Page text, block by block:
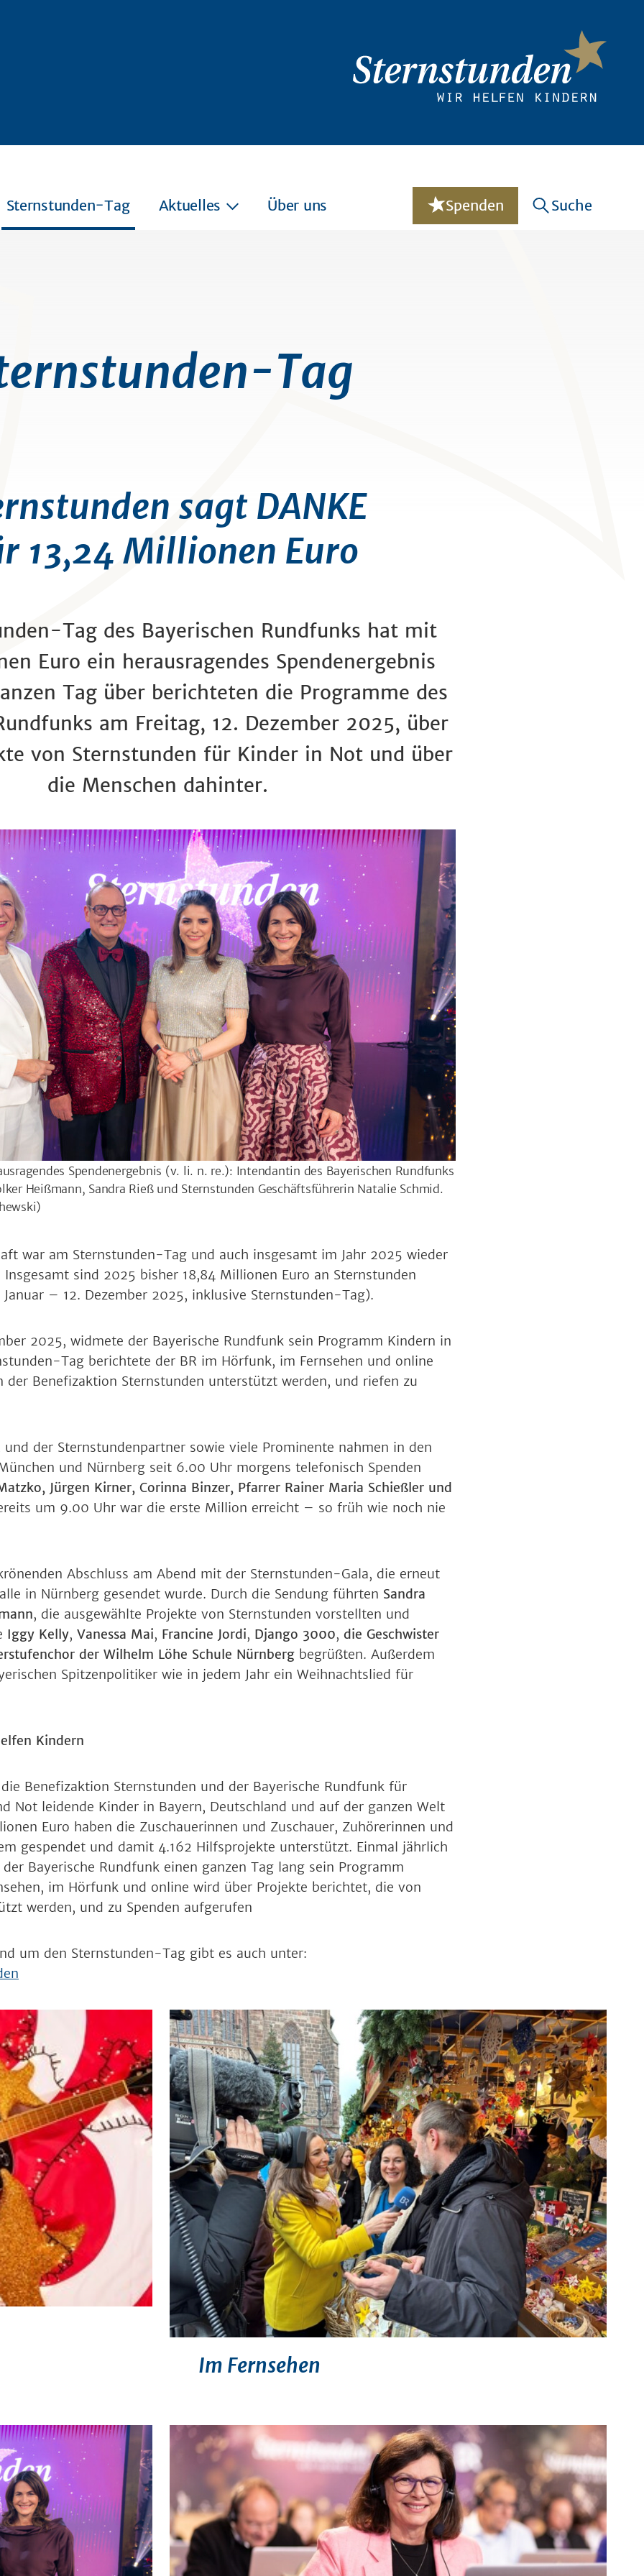
Sternstunden-Tag Aktuelles Über uns Spenden Suche
Tag
sagt DANKE
13,24 Millionen Euro
Tag des Bayerischen Rundfunks hat mit
Euro ein herausragendes Spendenergebnis
Tag über berichteten die Programme des
am Freitag, 12. Dezember 2025, über
von Sternstunden für Kinder in Not und über
die Menschen dahinter.
Spendenergebnis (v. li. n. re.): Intendantin des Bayerischen Rundfunks
Heißmann, Sandra Rieß und Sternstunden Geschäftsführerin Natalie Schmid.
war am Sternstunden-Tag und auch insgesamt im Jahr 2025 wieder
sind 2025 bisher 18,84 Millionen Euro an Sternstunden
– 12. Dezember 2025, inklusive Sternstunden-Tag).
2025, widmete der Bayerische Rundfunk sein Programm Kindern in
Tag berichtete der BR im Hörfunk, im Fernsehen und online
der Benefizaktion Sternstunden unterstützt werden, und riefen zu
der Sternstundenpartner sowie viele Prominente nahmen in den
und Nürnberg seit 6.00 Uhr morgens telefonisch Spenden
Jürgen Kirner, Corinna Binzer, Pfarrer Rainer Maria Schießler und
um 9.00 Uhr war die erste Million erreicht – so früh wie noch nie
Abschluss am Abend mit der Sternstunden-Gala, die erneut
in Nürnberg gesendet wurde. Durch die Sendung führten Sandra
, die ausgewählte Projekte von Sternstunden vorstellten und
Iggy Kelly, Vanessa Mai, Francine Jordi, Django 3000, die Geschwister
der Wilhelm Löhe Schule Nürnberg begrüßten. Außerdem
Spitzenpolitiker wie in jedem Jahr ein Weihnachtslied für
Kindern
Benefizaktion Sternstunden und der Bayerische Rundfunk für
Not leidende Kinder in Bayern, Deutschland und auf der ganzen Welt
Euro haben die Zuschauerinnen und Zuschauer, Zuhörerinnen und
gespendet und damit 4.162 Hilfsprojekte unterstützt. Einmal jährlich
Bayerische Rundfunk einen ganzen Tag lang sein Programm
im Hörfunk und online wird über Projekte berichtet, die von
werden, und zu Spenden aufgerufen
um den Sternstunden-Tag gibt es auch unter:
Im Fernsehen